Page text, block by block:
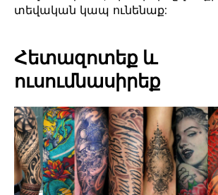
տեվական կապ ունենաք:
Հետազոտեք և
ուսումնասիրեք